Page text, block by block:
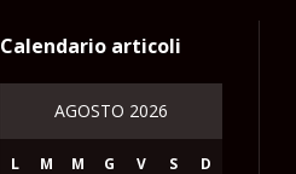
Calendario articoli
AGOSTO 2026
L M M G V S D